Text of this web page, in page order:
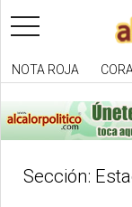
toggle
navigation
NOTA ROJA
Sección: